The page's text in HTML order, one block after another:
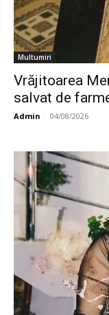
Multumiri
Vrăjitoarea
salvat de
Admin - 04/08/2026